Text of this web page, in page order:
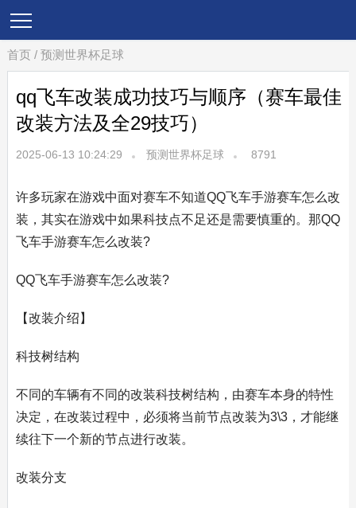
首页 / 预测世界杯足球
qq飞车改装成功技巧与顺序（赛车最佳
改装方法及全29技巧）
2025-06-13 10:24:29 预测世界杯足球 8791
许多玩家在游戏中面对赛车不知道QQ飞车手游赛车怎么改
装，其实在游戏中如果科技点不足还是需要慎重的。那QQ
飞车手游赛车怎么改装?
QQ飞车手游赛车怎么改装?
【改装介绍】
科技树结构
不同的车辆有不同的改装科技树结构，由赛车本身的特性
决定，在改装过程中，必须将当前节点改装为3\3，才能继
续往下一个新的节点进行改装。
改装分支